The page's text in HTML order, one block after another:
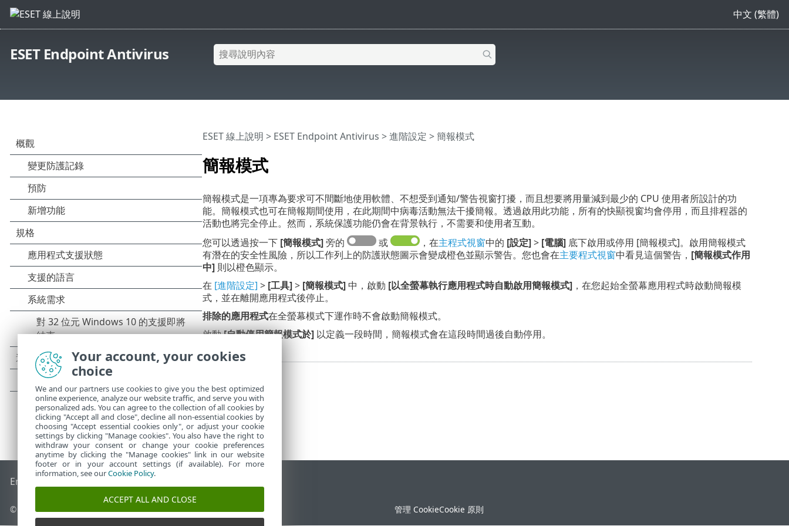
中文 (繁體)
ESET Endpoint Antivirus
簡報模式
ESET 線上說明 > ESET Endpoint Antivirus >進階設定 > 簡報模式
簡報模式是一項專為要求可不間斷地使用軟體、不想受到通知/警告視窗打擾，而且想要將用量減到最少的 CPU 使用者所設計的功
能。簡報模式也可在簡報期間使用，在此期間中病毒活動無法干擾簡報。透過啟用此功能，所有的快顯視窗均會停用，而且排程器的
活動也將完全停止。然而，系統保護功能仍會在背景執行，不需要和使用者互動。
您可以透過按一下 [簡報模式]旁的 或 ，在主程式視窗中的 [設定]> [電腦]底下啟用或停用 [簡報模式]。啟用簡報模式
有潛在的安全性風險，所以工作列上的防護狀態圖示會變成橙色並顯示警告。您也會在主要程式視窗中看見這個警告， [簡報模式作用
中]則以橙色顯示。
在 [進階設定] > [工具]> [簡報模式]中，啟動 [以全螢幕執行應用程式時自動啟用簡報模式]，在您起始全螢幕應用程式時啟動簡報模
式，並在離開應用程式後停止。
排除的應用程式在全螢幕模式下運作時不會啟動簡報模式。
啟動[自動停用簡報模式於]以定義一段時間，簡報模式會在這段時間過後自動停用。
End of Life ESET 知識庫 ESET 論壇ESET Status Portal
© 1992 - 2026 ESET, spol. s r.o. - 保留所有權利。 管理 CookieCookie 原則
Your account, your cookies
choice
We and our partners use cookies to give you the best optimized
online experience, analyze our website traffic, and serve you with
personalized ads. You can agree to the collection of all cookies by
clicking "Accept all and close", decline all non-essential cookies by
choosing "Accept essential cookies only", or adjust your cookie
settings by clicking "Manage cookies". You also have the right to
withdraw your consent or change your cookie preferences
anytime by clicking the "Manage cookies" link in our website
footer or in your account settings (if available). For more
information, see ourCookie Policy.
ACCEPT ALL AND CLOSE